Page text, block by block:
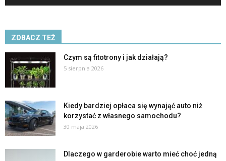
ZOBACZ TEŻ
Czym są fitotrony i jak działają?
5 sierpnia 2026
Kiedy bardziej opłaca się wynająć auto niż
korzystać z własnego samochodu?
30 maja 2026
Dlaczego w garderobie warto mieć choć jedną